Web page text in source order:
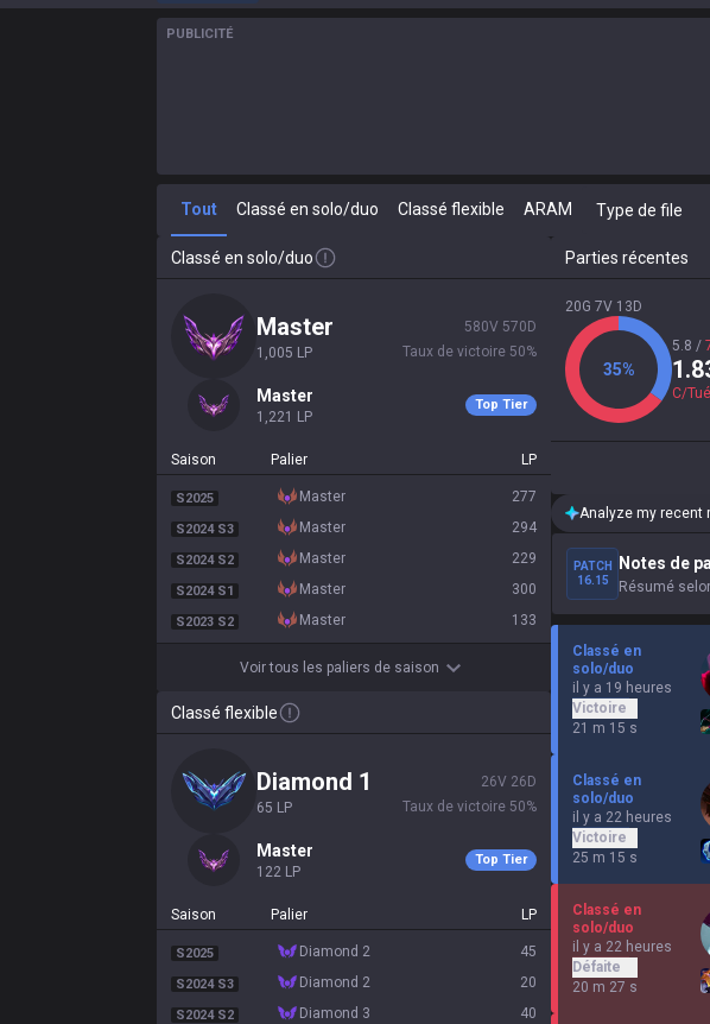
PUBLICITÉ
Tout Classé en solo/duo Classé flexible ARAM Type de file
Classé en solo/duo
master
1,005 LP
580V 570 D
Taux de victoire 50%
master
1,221 LP
Top Tier
Saison Palier LP
S2025 master 277
S2024 S3 master 294
S2024 S2 master 229
S2024 S1 master 300
S2023 S2 master 133
Voir tous les paliers de saison
Classé flexible
diamond 1
65 LP
26V 26 D
Taux de victoire 50%
master
122 LP
Top Tier
Saison Palier LP
S2025 diamond 2 45
S2024 S3 diamond 2 20
S2024 S2 diamond 3 40
Parties récentes
20G 7V 13D
35%
5.8 /
C/
Analyze my recent
PATCH
16.15
Notes de
Résumé
Classé en
solo/duo
il y a 19 heures
Victoire
21 m 15 s
Classé en
solo/duo
il y a 22 heures
Victoire
25 m 15 s
Classé en
solo/duo
il y a 22 heures
Défaite
20 m 27 s